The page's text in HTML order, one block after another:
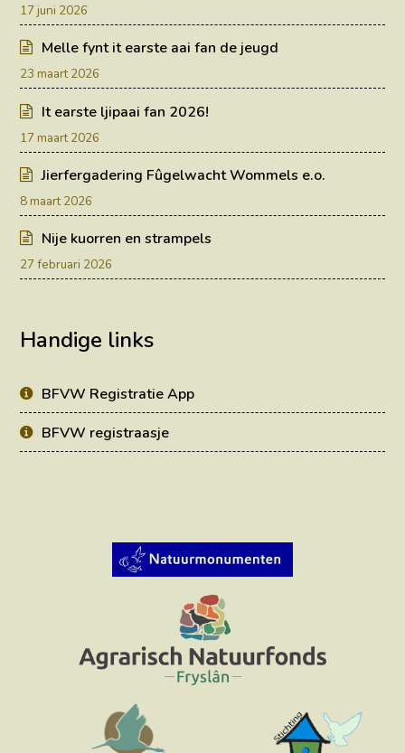
17 juni 2026
Melle fynt it earste aai fan de jeugd
23 maart 2026
It earste ljipaai fan 2026!
17 maart 2026
Jierfergadering Fûgelwacht Wommels e.o.
8 maart 2026
Nije kuorren en strampels
27 februari 2026
Handige links
BFVW Registratie App
BFVW registraasje